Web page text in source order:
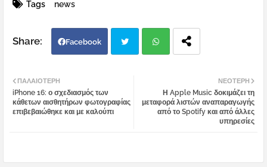
Tags news
Facebook
atsa
ΝΕΌΤΕΡΗ
Η Apple Music δοκιμάζει τη
μεταφορά λιστών αναπαραγωγής
από το Spotify και από άλλες
υπηρεσίες
ΠΑΛΑΙΌΤΕΡΗ
iPhone 16: ο σχεδιασμός των
κάθετων αισθητήρων φωτογραφίας
επιβεβαιώθηκε και με καλούπι